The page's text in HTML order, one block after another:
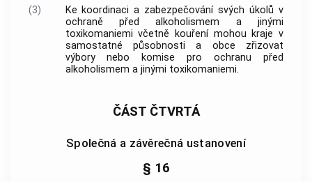
(3)
Ke koordinaci a zabezpečování svých úkolů v
ochraně před alkoholismem a jinými
toxikomaniemi včetně kouření mohou kraje v
samostatné působnosti a obce zřizovat
výbory nebo komise pro ochranu před
alkoholismem a jinými toxikomaniemi.
ČÁST ČTVRTÁ
Společná a závěrečná ustanovení
§ 16